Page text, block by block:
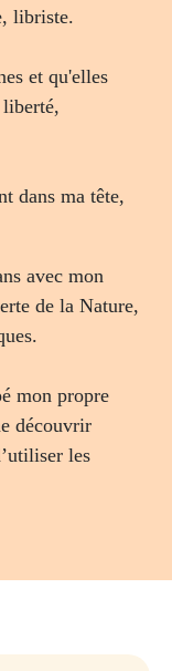
libriste.
et qu'elles
dans ma tête,
avec mon
de la Nature,
mon propre
découvrir
les